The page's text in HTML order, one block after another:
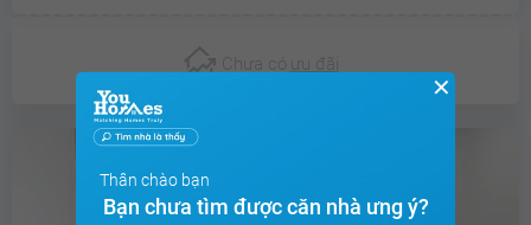
Chưa có ưu đãi
✕
Thân chào bạn
Bạn chưa tìm được căn nhà ưng ý?